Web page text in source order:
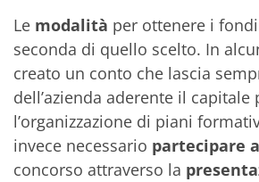
Le modalità per ottenere i
seconda di quello scelto. In
creato un conto che lascia
dell’azienda aderente il capitale
l’organizzazione di piani
invece necessario partecipare
concorso attraverso la